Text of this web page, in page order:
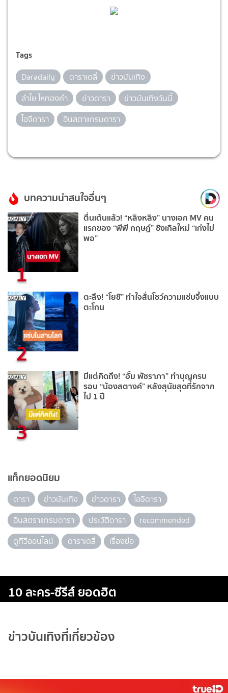
Tags
Daradaily ดาราเดลี่
ข่าวบันเทิง
ลำไย ไหทองคำ
ข่าวดารา
ข่าวบันเทิงวันนี้
ไอจีดารา
อินสตาแกรมดารา
บทความน่าสนใจอื่นๆ
1
ตื่นเต้นแล้ว! “หลิงหลิง” นางเอก MV คน
แรกของ “พีพี กฤษฏ์” ซิงเกิลใหม่ “เก่งไม่
พอ”
2
ตะลึง! “โยชิ” ทำใจสั่นโชว์ความแซ่บจึ้งแบบ
ตะโกน
3
มีแต่คิดถึง! “อั้ม พัชราภา” ทำบุญครบ
รอบ “น้องสตางค์” หลังสุนัขสุดที่รักจาก
ไป 1 ปี
แท็กยอดนิยม
ดารา ข่าวบันเทิง ข่าวดารา
ไอจีดารา
อินสตราแกรมดารา
ประวัติดารา
recommended
ดูทีวีออนไลน์
ดาราเดลี่ เรื่องย่อ
10 ละคร-ซีรีส์ ยอดฮิต
ข่าวบันเทิงที่เกี่ยวข้อง